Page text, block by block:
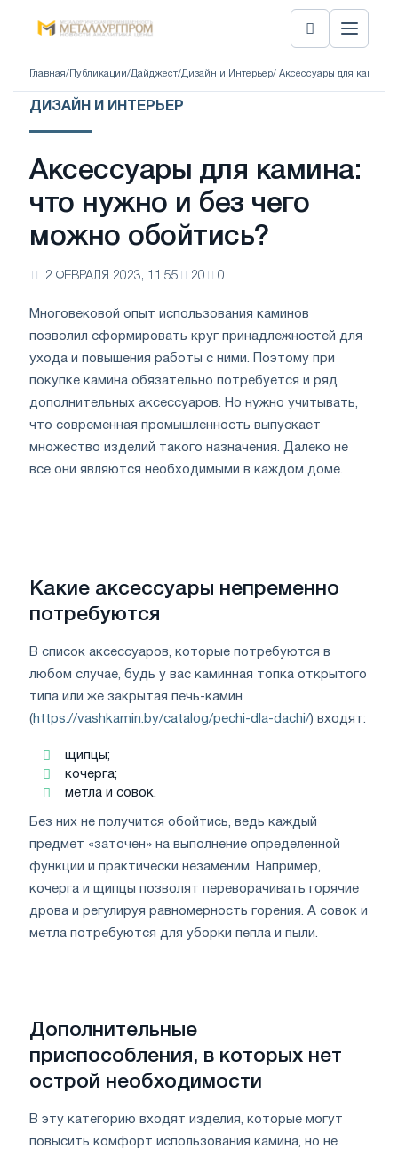
Главная/ Публикации/Дайджест/Дизайн и Интерьер/ Аксессуары для
ДИЗАЙН И ИНТЕРЬЕР
Аксессуары для камина:
что нужно и без чего
можно обойтись?
2 ФЕВРАЛЯ 2023, 11:55 20 0
Многовековой опыт использования каминов
позволил сформировать круг принадлежностей для
ухода и повышения работы с ними. Поэтому при
покупке камина обязательно потребуется и ряд
дополнительных аксессуаров. Но нужно учитывать,
что современная промышленность выпускает
множество изделий такого назначения. Далеко не
все они являются необходимыми в каждом доме.
Какие аксессуары непременно
потребуются
В список аксессуаров, которые потребуются в
любом случае, будь у вас каминная топка открытого
типа или же закрытая печь-камин
( https://vashkamin.by/catalog/pechi-dla-dachi/) входят:
щипцы;
кочерга;
метла и совок.
Без них не получится обойтись, ведь каждый
предмет «заточен» на выполнение определенной
функции и практически незаменим. Например,
кочерга и щипцы позволят переворачивать горячие
дрова и регулируя равномерность горения. А совок и
метла потребуются для уборки пепла и пыли.
Дополнительные
приспособления, в которых нет
острой необходимости
В эту категорию входят изделия, которые могут
повысить комфорт использования камина, но не